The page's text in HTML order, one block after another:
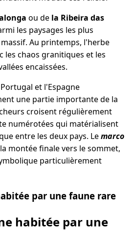
ou de la Ribeira das
les paysages les plus
Au printemps, l'herbe
les chaos granitiques et les
encaissées.
et l'Espagne
une partie importante de la
croisent régulièrement
numérotées qui matérialisent
entre les deux pays. Lemarco
montée finale vers le sommet,
particulièrement
par une faune rare
habitée par une